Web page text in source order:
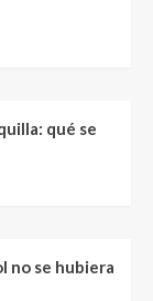
qué se
no se hubiera